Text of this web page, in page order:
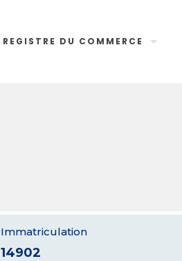
REGISTRE DU COMMERCE
Immatriculation
14902